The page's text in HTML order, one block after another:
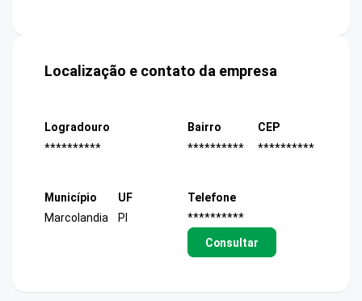
Localização e contato da empresa
Logradouro
**********
Bairro
**********
CEP
**********
Município
Marcolandia
UF
PI
Telefone
**********
Consultar